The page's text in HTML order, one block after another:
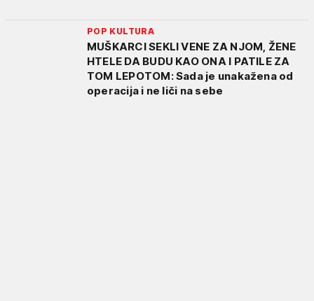
POP KULTURA
MUŠKARCI SEKLI VENE ZA NJOM, ŽENE
HTELE DA BUDU KAO ONA I PATILE ZA
TOM LEPOTOM: Sada je unakažena od
operacija i ne liči na sebe